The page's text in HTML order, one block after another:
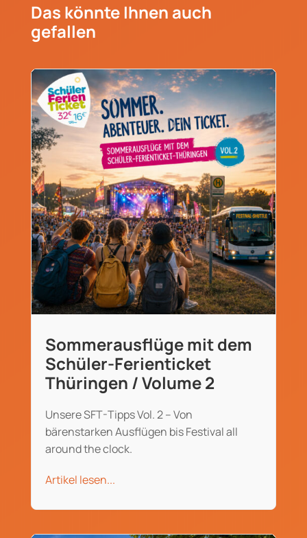
Das könnte Ihnen auch
gefallen
Sommerausflüge mit dem
Schüler-Ferienticket
Thüringen / Volume 2
Unsere SFT-Tipps Vol. 2 – Von
bärenstarken Ausflügen bis Festival all
around the clock.
Artikel lesen...